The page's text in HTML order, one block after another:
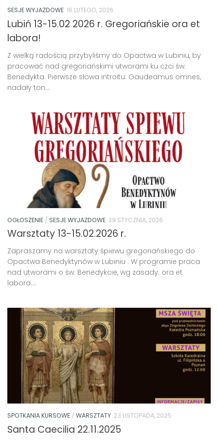
SESJE WYJAZDOWE 16 LUTEGO, 2026
Lubiń 13-15.02 2026 r. Gregoriańskie ora et
labora!
Z wielką radością przybyliśmy do Opactwa w Lubiniu, by
pracować nad gregoriańskimi utworami ku czci św.
Benedykta. Pierwsze słowa introitu: Gaudeamus omnes,
nadały ton...
OGŁOSZENIE / SESJE WYJAZDOWE 29 STYCZNIA, 2026
Warsztaty 13-15.02.2026 r.
Zapraszamy na warsztaty śpiewu gregoriańskiego do
Opactwa Benedyktynów w Lubiniu . W programie praca
nad utworami o św. Benedykcie, wg zasady: ora et
labora....
SPOTKANIA KURSOWE / WARSZTATY 23 LISTOPADA, 2025
Santa Caecilia 22.11.2025